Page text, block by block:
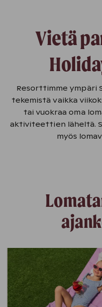
Vietä
Resorttimme ympäri
tekemistä vaikka
tai vuokraa oma
aktiviteettien läheltä.
myös